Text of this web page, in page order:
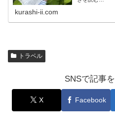
kurashi-ii.com
トラベル
SNSで記事
X Facebook